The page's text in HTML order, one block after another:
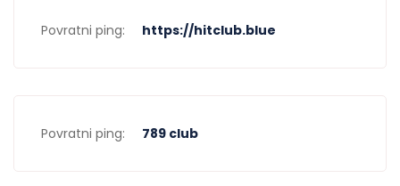
Povratni ping: https://hitclub.blue
Povratni ping: 789 club